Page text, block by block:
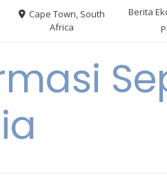
Cape Town, South
Africa
Berita